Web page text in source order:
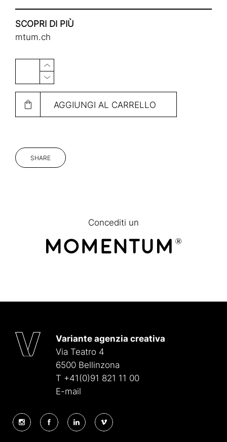
SCOPRI DI PIÙ
mtum.ch
AGGIUNGI AL CARRELLO
SHARE
Concediti un
Variante agenzia creativa
Via Teatro 4
6500 Bellinzona
T +41(0)91 821 11 00
E-mail